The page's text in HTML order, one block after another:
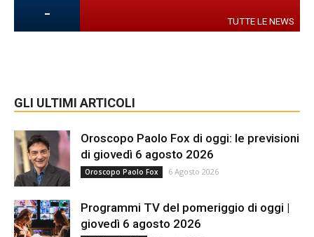
- TUTTE LE NEWS
GLI ULTIMI ARTICOLI
Oroscopo Paolo Fox di oggi: le previsioni
di giovedì 6 agosto 2026
Oroscopo Paolo Fox 6 Agosto 2026
Programmi TV del pomeriggio di oggi |
giovedì 6 agosto 2026